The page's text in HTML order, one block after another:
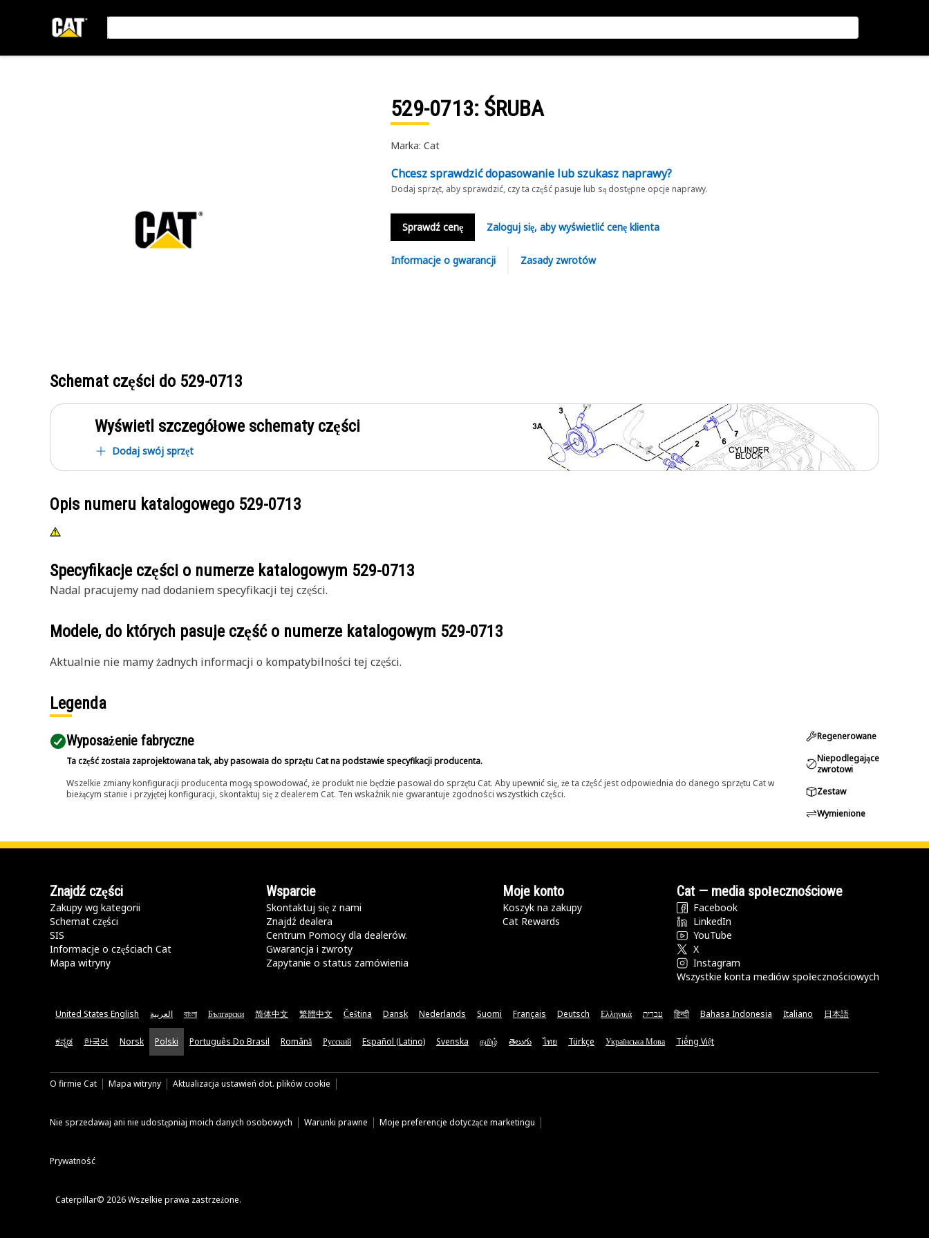
529-0713: ŚRUBA
Marka: Cat
Chcesz sprawdzić dopasowanie lub szukasz naprawy?
Dodaj sprzęt, aby sprawdzić, czy ta część pasuje lub są dostępne opcje naprawy.
Sprawdź cenę Zaloguj się, aby wyświetlić cenę klienta
Informacje o gwarancji Zasady zwrotów
Schemat części do 529-0713
Wyświetl szczegółowe schematy części
Dodaj swój sprzęt
Opis numeru katalogowego 529-0713
Specyfikacje części o numerze katalogowym 529-0713
Nadal pracujemy nad dodaniem specyfikacji tej części.
Modele, do których pasuje część o numerze katalogowym 529-0713
Aktualnie nie mamy żadnych informacji o kompatybilności tej części.
Legenda
Wyposażenie fabryczne
Ta część została zaprojektowana tak, aby pasowała do sprzętu Cat na podstawie specyfikacji producenta.
Wszelkie zmiany konfiguracji producenta mogą spowodować, że produkt nie będzie pasował do sprzętu Cat. Aby upewnić się, że ta część jest odpowiednia do danego sprzętu Cat w
bieżącym stanie i przyjętej konfiguracji, skontaktuj się z dealerem Cat. Ten wskaźnik nie gwarantuje zgodności wszystkich części.
Regenerowane
Niepodlegające
zwrotowi
Zestaw
Wymienione
Znajdź części
Zakupy wg kategorii
Schemat części
SIS
Informacje o częściach Cat
Mapa witryny
Wsparcie
Skontaktuj się z nami
Znajdź dealera
Centrum Pomocy dla dealerów.
Gwarancja i zwroty
Zapytanie o status zamówienia
Moje konto
Koszyk na zakupy
Cat Rewards
Cat — media społecznościowe
Facebook
LinkedIn
YouTube
X
Instagram
Wszystkie konta mediów społecznościowych
United States English العربية বাংলা Български 简体中文 繁體中文 Čeština Dansk Nederlands Suomi Français Deutsch Ελληνικά עברית हिन्दी Bahasa Indonesia Italiano 日本語
ಕನ್ನಡ 한국어 Norsk Polski Português Do Brasil Română Русский Español (Latino) Svenska தமிழ் తెలుగు ไทย Türkçe Українська Мова Tiếng Việt
O firmie Cat Mapa witryny Aktualizacja ustawień dot. plików cookie
Nie sprzedawaj ani nie udostępniaj moich danych osobowych Warunki prawne Moje preferencje dotyczące marketingu
Prywatność
Caterpillar© 2026 Wszelkie prawa zastrzeżone.